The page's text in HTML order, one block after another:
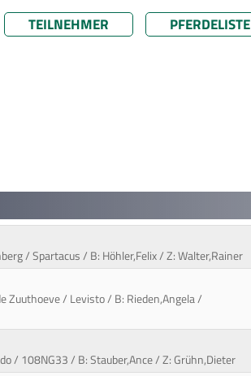
TEILNEHMER PFERDELISTE
/ Spartacus / B: Höhler,Felix / Z: Walter,Rainer
Zuuthoeve / Levisto / B: Rieden,Angela /
/ 108NG33 / B: Stauber,Ance / Z: Grühn,Dieter